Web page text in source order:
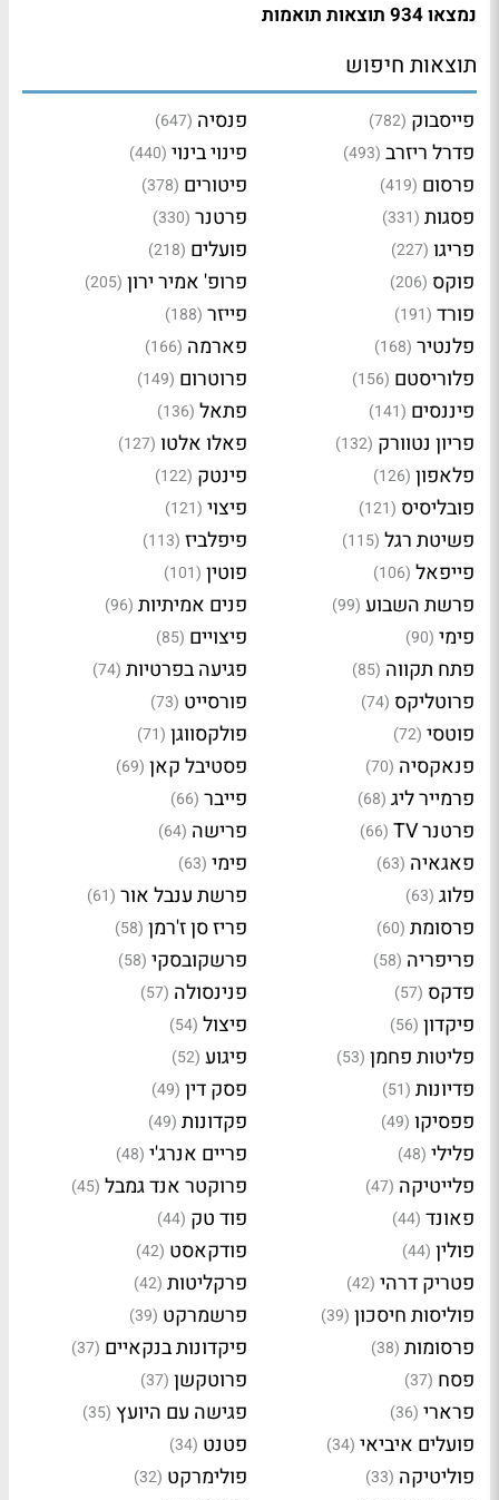
נמצאו 934 תוצאות תואמות
תוצאות חיפוש
פייסבוק (782) פנסיה (647)
פדרל ריזרב (493) פינוי בינוי (440)
פרסום (419) פיטורים (378)
פסגות (331) פרטנר (330)
פריגו (227) פועלים (218)
פוקס (206) פרופ' אמיר ירון (205)
פורד (191) פייזר (188)
פלנטיר (168) פארמה (166)
פלוריסטם (156) פרוטרום (149)
פיננסים (141) פתאל (136)
פריון נטוורק (132) פאלו אלטו (127)
פלאפון (126) פינטק (122)
פובליסיס (121) פיצוי (121)
פשיטת רגל (115) פיפלביז (113)
פייפאל (106) פוטין (101)
פרשת השבוע (99) פנים אמיתיות (96)
פימי (90) פיצויים (85)
פתח תקווה (85) פגיעה בפרטיות (74)
פרוטליקס (74) פורסייט (73)
פוטסי (72) פולקסווגן (71)
פנאקסיה (70) פסטיבל קאן (69)
פרמייר ליג (68) פייבר (66)
פרטנר TV (66) פרישה (64)
פאגאיה (63) פימי (63)
פלוג (63) פרשת ענבל אור (61)
פרסומת (60) פריז סן ז'רמן (58)
פריפריה (58) פרשקובסקי (58)
פדקס (57) פנינסולה (57)
פיקדון (56) פיצול (54)
פליטות פחמן (53) פיגוע (52)
פדיונות (51) פסק דין (49)
פפסיקו (49) פקדונות (49)
פלילי (48) פריים אנרג'י (48)
פלייטיקה (47) פרוקטר אנד גמבל (45)
פאונד (44) פוד טק (44)
פולין (44) פודקאסט (42)
פטריק דרהי (42) פרקליטות (42)
פוליסות חיסכון (39) פרשמרקט (39)
פרסומות (38) פיקדונות בנקאיים (37)
פסח (37) פרוטקשן (37)
פרארי (36) פגישה עם היועץ (35)
פועלים איביאי (34) פטנט (34)
פוליטיקה (33) פולימרקט (32)